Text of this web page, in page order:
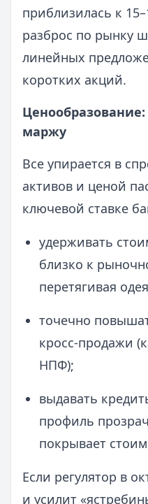
приблизилась к
разброс по рынку
линейных
коротких акций.
маржу
Все упирается в
активов и ценой
ключевой ставке
удерживать
близко к
перетягивая
точечно
кросс-продажи
НПФ);
выдавать
профиль
покрывает
Если регулятор в
и усилит